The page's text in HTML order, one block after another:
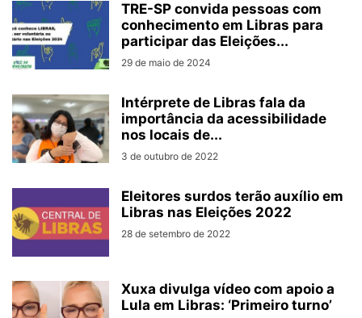
TRE-SP convida pessoas com
conhecimento em Libras para
participar das Eleições...
29 de maio de 2024
Intérprete de Libras fala da
importância da acessibilidade
nos locais de...
3 de outubro de 2022
Eleitores surdos terão auxílio em
Libras nas Eleições 2022
28 de setembro de 2022
Xuxa divulga vídeo com apoio a
Lula em Libras: ‘Primeiro turno’